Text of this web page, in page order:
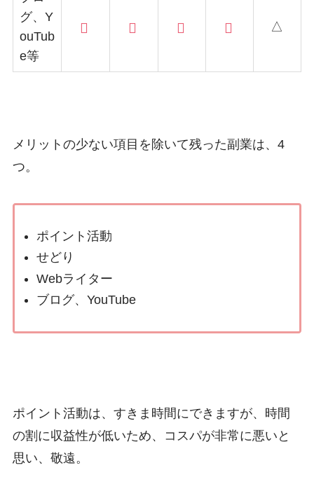
グ、Y
ouTub
e等
△
メリットの少ない項目を除いて残った副業は、4
つ。
ポイント活動
せどり
Webライター
ブログ、YouTube
ポイント活動は、すきま時間にできますが、時間
の割に収益性が低いため、コスパが非常に悪いと
思い、敬遠。